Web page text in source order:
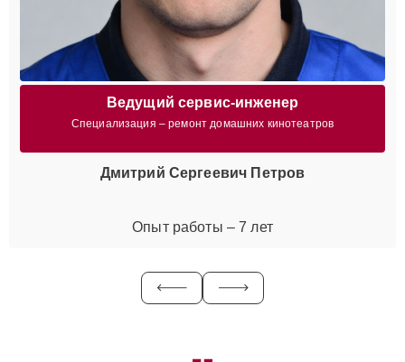
Ведущий сервис-инженер
Специализация – ремонт домашних кинотеатров
Дмитрий Сергеевич Петров
Опыт работы – 7 лет